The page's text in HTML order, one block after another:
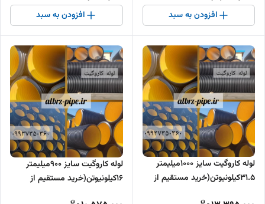
افزودن به سبد افزودن به سبد
لوله کاروگیت سایز 1000میلیمتر
31.5کیلونیوتن(خرید مستقیم از
لوله کاروگیت سایز 900میلیمتر
16کیلونیوتن(خرید مستقیم از